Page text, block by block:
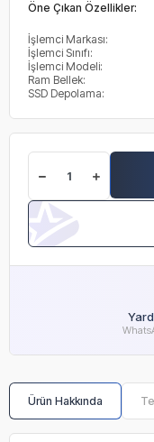
Öne Çıkan Özellikler:
İşlemci Markası:
İşlemci Sınıfı:
İşlemci Modeli:
Ram Bellek:
SSD Depolama:
Ürün Hakkında